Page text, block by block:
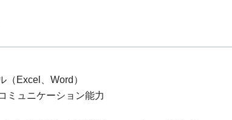
（Excel、Word）
ミュニケーション能力